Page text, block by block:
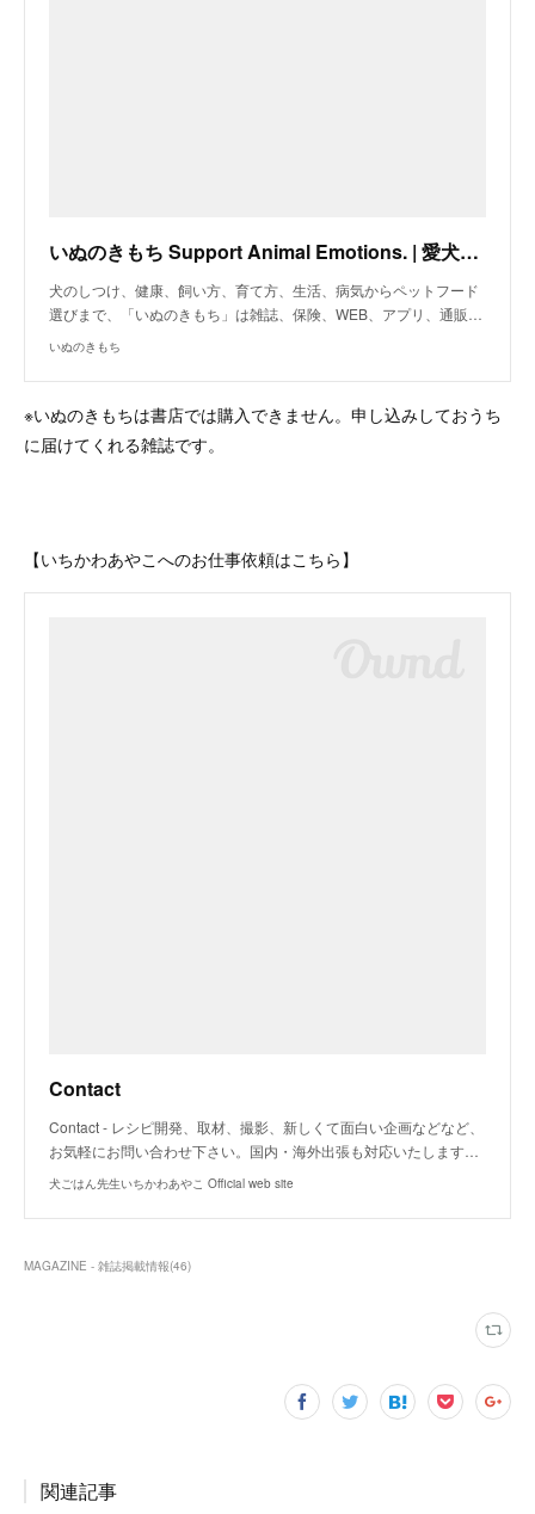
いぬのきもち Support Animal Emotions. | 愛犬と飼い主さんの生活を総合サポート
犬のしつけ、健康、飼い方、育て方、生活、病気からペットフード
選びまで、「いぬのきもち」は雑誌、保険、WEB、アプリ、通販…
いぬのきもち
※いぬのきもちは書店では購入できません。申し込みしておうち
に届けてくれる雑誌です。
【いちかわあやこへのお仕事依頼はこちら】
Contact
Contact - レシピ開発、取材、撮影、新しくて面白い企画などなど、
お気軽にお問い合わせ下さい。国内・海外出張も対応いたします…
犬ごはん先生いちかわあやこ Official web site
MAGAZINE - 雑誌掲載情報(46)
関連記事